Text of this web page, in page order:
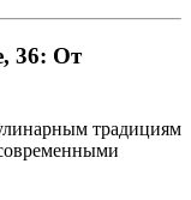
36: От
традициям